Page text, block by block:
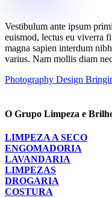
Vestibulum ante ipsum
euismod, lectus eu viverra
magna sapien interdum
varius. Nam mollis diam
Photography Design
O Grupo Limpeza e
LIMPEZA A SECO
ENGOMADORIA
LAVANDARIA
LIMPEZAS
DROGARIA
COSTURA